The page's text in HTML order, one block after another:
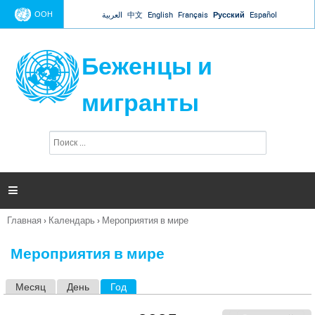
Jump to navigation
ООН العربية 中文 English Français Русский Español
Беженцы и
мигранты
п
и

Вы
Главная › Календарь › Мероприятия в мире
Мероприятия в мире
Месяц День Год